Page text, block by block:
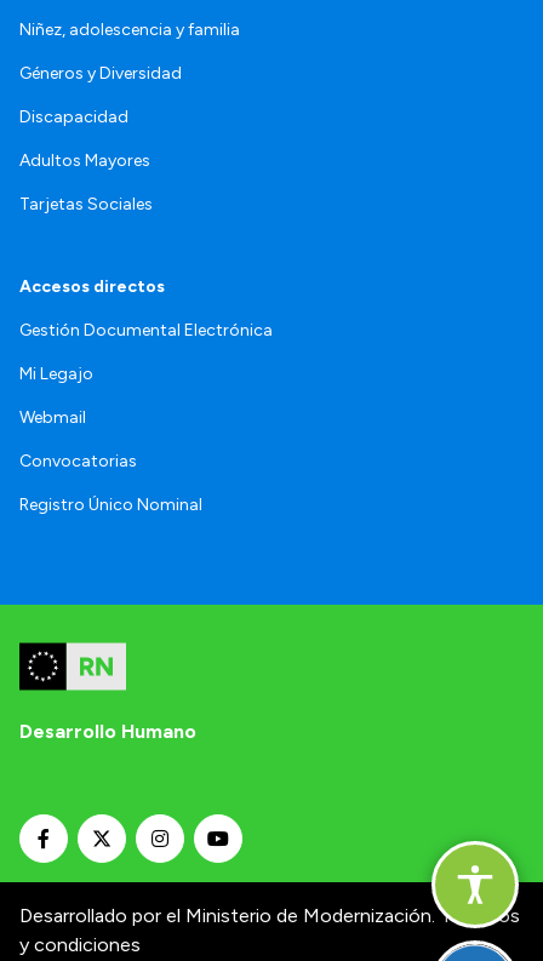
Niñez, adolescencia y familia
Géneros y Diversidad
Discapacidad
Adultos Mayores
Tarjetas Sociales
Accesos directos
Gestión Documental Electrónica
Mi Legajo
Webmail
Convocatorias
Registro Único Nominal
Desarrollo Humano
Desarrollado por el Ministerio de Modernización. Términos
y condiciones